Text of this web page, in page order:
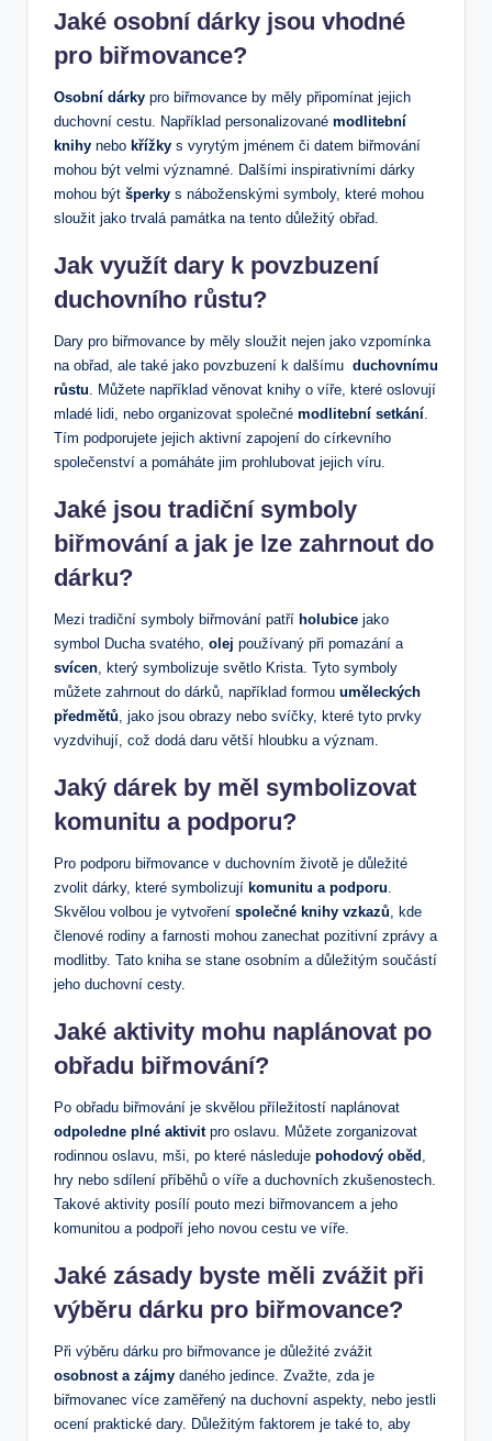
Jaké osobní dárky jsou vhodné
pro biřmovance?
Osobní dárky pro biřmovance by měly připomínat⁤ jejich
duchovní cestu. Například personalizované modlitební
knihy nebo‍ křížky s vyrytým jménem či datem‍ biřmování
mohou být velmi významné. Dalšími inspirativními dárky
mohou být šperky s náboženskými symboly, které mohou
⁢sloužit jako trvalá památka na tento důležitý obřad.
Jak využít dary k povzbuzení
duchovního růstu?
Dary pro biřmovance by měly sloužit ⁣nejen jako vzpomínka
na obřad, ale také ‍jako povzbuzení k​ dalšímu ‍ duchovnímu
růstu.⁣ Můžete⁤ například věnovat knihy o víře, které oslovují
mladé lidi, nebo organizovat společné modlitební setkání.
Tím podporujete jejich aktivní zapojení⁢ do církevního
společenství a pomáháte ‍jim ​prohlubovat jejich víru.
Jaké jsou ⁤tradiční symboly
biřmování a jak je lze zahrnout do
dárku?
Mezi tradiční⁤ symboly biřmování patří holubice jako
symbol Ducha svatého, olej používaný při pomazání a
svícen, který⁣ symbolizuje světlo Krista. Tyto symboly
můžete zahrnout do dárků, například⁣ formou uměleckých
předmětů, jako jsou obrazy⁤ nebo svíčky, které​ tyto prvky
vyzdvihují, což dodá daru větší hloubku a význam.
Jaký dárek by měl symbolizovat
komunitu a podporu?
Pro ⁢podporu biřmovance v duchovním životě je důležité
zvolit dárky, ‍které⁢ symbolizují komunitu⁢ a podporu.
Skvělou ⁤volbou je vytvoření společné ⁣knihy vzkazů, kde
členové rodiny a⁢ farnosti mohou ⁢zanechat pozitivní ‍zprávy⁤ a
modlitby. Tato kniha se stane ⁢osobním a důležitým⁤ součástí
jeho duchovní cesty.
Jaké aktivity mohu⁣ naplánovat po
obřadu ⁣biřmování?
Po obřadu ⁣biřmování je skvělou příležitostí naplánovat
odpoledne plné ‌aktivitpro oslavu. Můžete zorganizovat
rodinnou oslavu, ​mši, po které následuje pohodový oběd ,
hry nebo sdílení příběhů o ⁢víře a duchovních zkušenostech.
Takové aktivity posílí⁣ pouto mezi biřmovancem⁤ a jeho
komunitou a podpoří jeho novou cestu‍ ve víře.
Jaké zásady⁣ byste měli zvážit při
výběru dárku pro biřmovance?
Při‌ výběru dárku pro biřmovance je důležité zvážit
osobnost a zájmy daného jedince. Zvažte, zda je
biřmovanec více zaměřený na ⁣duchovní aspekty, nebo jestli
ocení praktické dary. Důležitým faktorem je také to, aby